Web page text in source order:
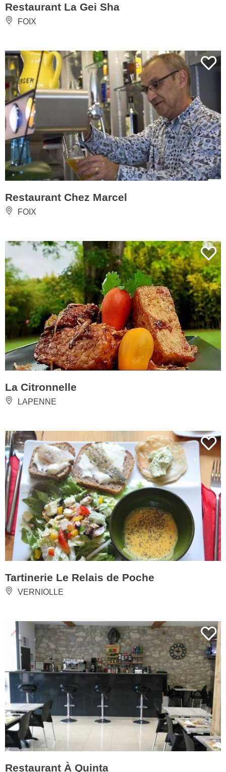
Restaurant La Gei Sha
FOIX
Restaurant Chez Marcel
FOIX
La Citronnelle
LAPENNE
Tartinerie Le Relais de Poche
VERNIOLLE
Restaurant À Quinta